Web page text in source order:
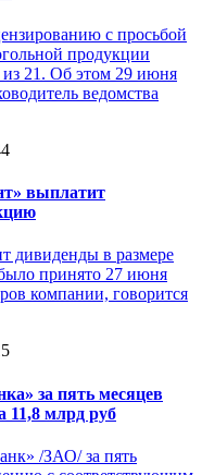
с просьбой
продукции
из 21. Об этом 29 июня
ведомства
выплатит
дивиденды в размере
принято 27 июня
компании, говорится
за пять месяцев
11,8 млрд руб
/ЗАО/ за пять